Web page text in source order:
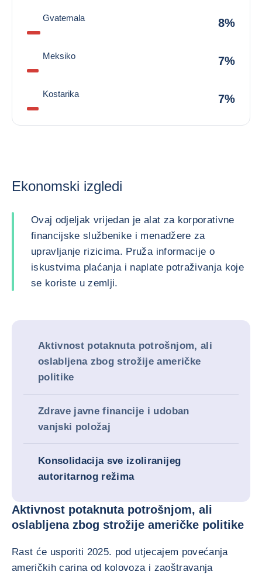
Gvatemala 8%
Meksiko 7%
Kostarika 7%
Ekonomski izgledi
Ovaj odjeljak vrijedan je alat za korporativne
financijske službenike i menadžere za
upravljanje rizicima. Pruža informacije o
iskustvima plaćanja i naplate potraživanja koje
se koriste u zemlji.
Aktivnost potaknuta potrošnjom, ali
oslabljena zbog strožije američke
politike
Zdrave javne financije i udoban
vanjski položaj
Konsolidacija sve izoliranijeg
autoritarnog režima
Aktivnost potaknuta potrošnjom, ali
oslabljena zbog strožije američke politike
Rast će usporiti 2025. pod utjecajem povećanja
američkih carina od kolovoza i zaoštravanja